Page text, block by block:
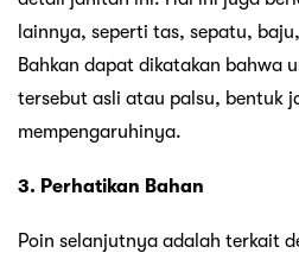
lainnya, seperti tas, sepatu,
Bahkan dapat dikatakan bahwa
tersebut asli atau palsu, bentuk
mempengaruhinya.
3. Perhatikan Bahan
Poin selanjutnya adalah terkait